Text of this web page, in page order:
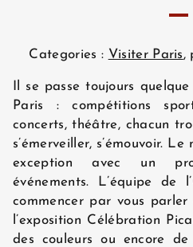
Categories : Visiter Paris,
Il se passe toujours
Paris : compétitions
concerts, théâtre, chacun
s’émerveiller, s’émouvoir.
exception avec un
événements. L’équipe de
commencer par vous
l’exposition Célébration
des couleurs ou encore